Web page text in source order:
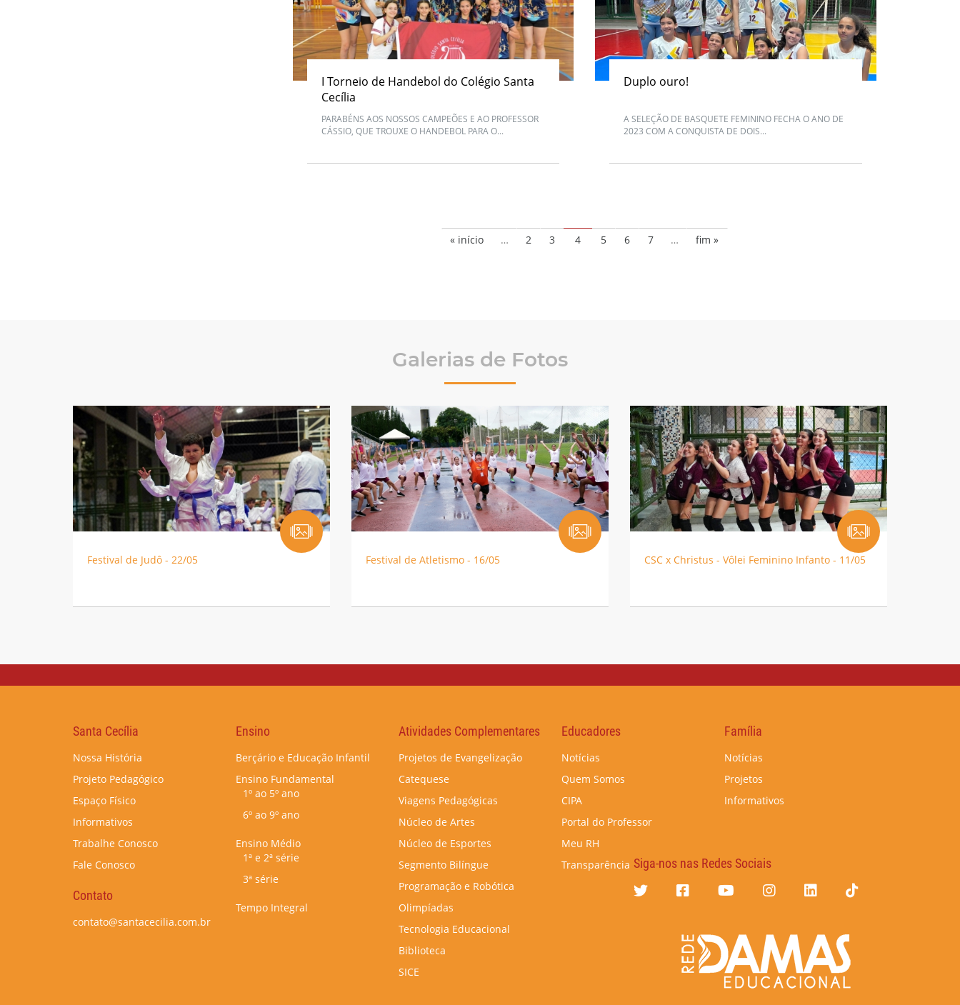
I Torneio de Handebol do Colégio Santa
Cecília
PARABÉNS AOS NOSSOS CAMPEÕES E AO PROFESSOR
CÁSSIO, QUE TROUXE O HANDEBOL PARA O...
Duplo ouro!
A SELEÇÃO DE BASQUETE FEMININO FECHA O ANO DE
2023 COM A CONQUISTA DE DOIS...
« início … 2 3 4 5 6 7 … fim »
Galerias de Fotos
Festival de Judô - 22/05 Festival de Atletismo - 16/05 CSC x Christus - Vôlei Feminino Infanto - 11/05
Santa Cecília
Nossa História
Projeto Pedagógico
Espaço Físico
Informativos
Trabalhe Conosco
Fale Conosco
Contato
contato@santacecilia.com.br
Ensino
Berçário e Educação Infantil
Ensino Fundamental
1º ao 5º ano
6º ao 9º ano
Ensino Médio
1ª e 2ª série
3ª série
Tempo Integral
Atividades Complementares
Projetos de Evangelização
Catequese
Viagens Pedagógicas
Núcleo de Artes
Núcleo de Esportes
Segmento Bilíngue
Programação e Robótica
Olimpíadas
Tecnologia Educacional
Biblioteca
SICE
Educadores
Notícias
Quem Somos
CIPA
Portal do Professor
Meu RH
Transparência
Família
Notícias
Projetos
Informativos
Siga-nos nas Redes Sociais